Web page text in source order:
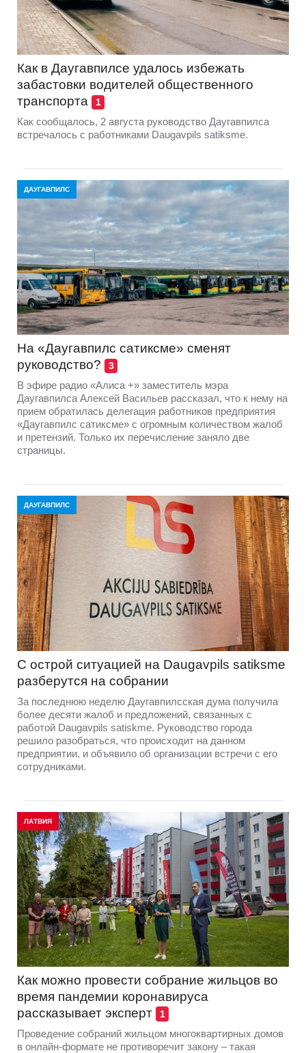
Как в Даугавпилсе удалось избежать
забастовки водителей общественного
транспорта
1
Как сообщалось, 2 августа руководство Даугавпилса
встречалось с работниками Daugavpils satiksme.
ДАУГАВПИЛС
На «Даугавпилс сатиксме» сменят
руководство?
3
В эфире радио «Алиса +» заместитель мэра
Даугавпилса Алексей Васильев рассказал, что к нему на
прием обратилась делегация работников предприятия
«Даугавпилс сатиксме» с огромным количеством жалоб
и претензий. Только их перечисление заняло две
страницы.
ДАУГАВПИЛС
С острой ситуацией на Daugavpils satiksme
разберутся на собрании
За последнюю неделю Даугавпилсская дума получила
более десяти жалоб и предложений, связанных с
работой Daugavpils satiskme. Руководство города
решило разобраться, что происходит на данном
предприятии, и объявило об организации встречи с его
сотрудниками.
ЛАТВИЯ
Как можно провести собрание жильцов во
время пандемии коронавируса
рассказывает эксперт
1
Проведение собраний жильцом многоквартирных домов
в онлайн-формате не противоречит закону – такая